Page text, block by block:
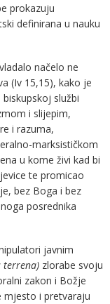
prokazuju
definirana u nauku
načelo ne
(Iv 15,15), kako je
službi
i slijepim,
i razuma,
marksističkom
u kome živi kad bi
te promicao
bez Boga i bez
posrednika
javnim
terrena) zlorabe svoju
zakon i Božje
mjesto i pretvaraju